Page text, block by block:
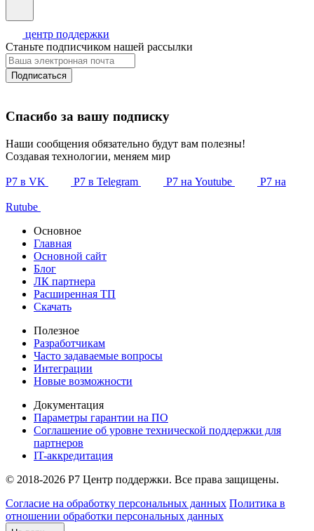
центр поддержки
Станьте подписчиком нашей рассылки
Подписаться
Спасибо за вашу подписку
Наши сообщения обязательно будут вам полезны!
Создавая технологии, меняем мир
Р7 в VK Р7 в Telegram Р7 на Youtube Р7 на
Rutube
Основное
Главная
Основной сайт
Блог
ЛК партнера
Расширенная ТП
Скачать
Полезное
Разработчикам
Часто задаваемые вопросы
Интеграции
Новые возможности
Документация
Параметры гарантии на ПО
Соглашение об уровне технической поддержки для
партнеров
IT-аккредитация
© 2018-2026 Р7 Центр поддержки. Все права защищены.
Согласие на обработку персональных данных Политика в
отношении обработки персональных данных